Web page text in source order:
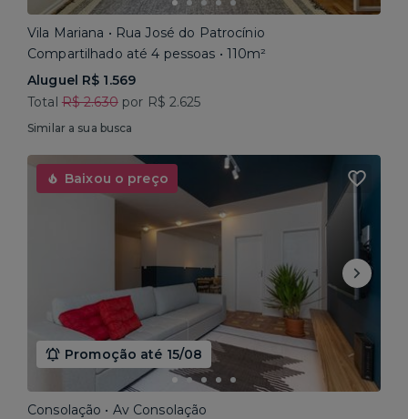
Vila Mariana • Rua José do Patrocínio
Compartilhado até 4 pessoas • 110m²
Aluguel R$ 1.569
Total R$ 2.630por R$ 2.625
Similar a sua busca
Baixou o preço
Promoção até 15/08
Consolação • Av Consolação